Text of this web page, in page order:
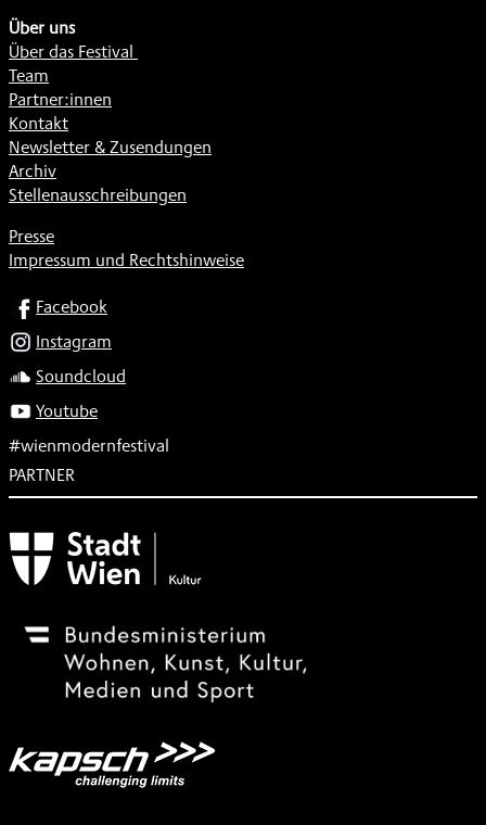
Über uns
Über das Festival
Team
Partner:innen
Kontakt
Newsletter & Zusendungen
Archiv
Stellenausschreibungen
Presse
Impressum und Rechtshinweise
SOCIALFacebook
Instagram
Soundcloud
Youtube
#wienmodernfestival
PARTNER
Subventionsgeber